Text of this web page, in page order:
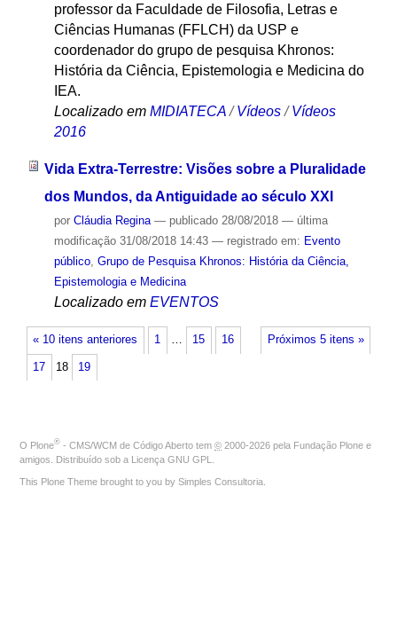
professor da Faculdade de Filosofia, Letras e
Ciências Humanas (FFLCH) da USP e
coordenador do grupo de pesquisa Khronos:
História da Ciência, Epistemologia e Medicina do
IEA.
Localizado em MIDIATECA /Vídeos /Vídeos
2016
Vida Extra-Terrestre: Visões sobre a Pluralidade
dos Mundos, da Antiguidade ao século XXI
por Cláudia Regina — publicado28/08/2018 — última
modificação31/08/2018 14:43 — registrado em: Evento
público, Grupo de Pesquisa Khronos: História da Ciência,
Epistemologia e Medicina
Localizado em EVENTOS
« 10 itens anteriores Próximos 5 itens »
1 … 15 16
17 18 19
O Plone® - CMS/WCM de Código Aberto tem © 2000-2026 pela Fundação Plone e
amigos. Distribuído sob a Licença GNU GPL
This Plone Theme brought to you by Simples Consultoria